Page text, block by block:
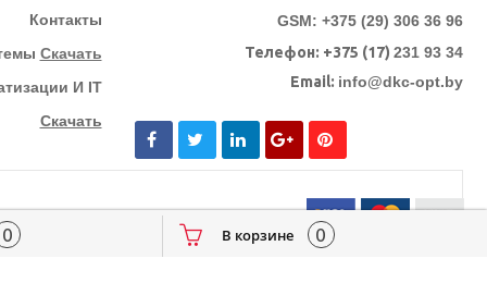
Контакты
Скачать
И IT
Скачать
GSM: +375 (29) 306 36 96
Телефон: +375 (17) 231 93 34
Email: info@dkc-opt.by
0 В корзине 0